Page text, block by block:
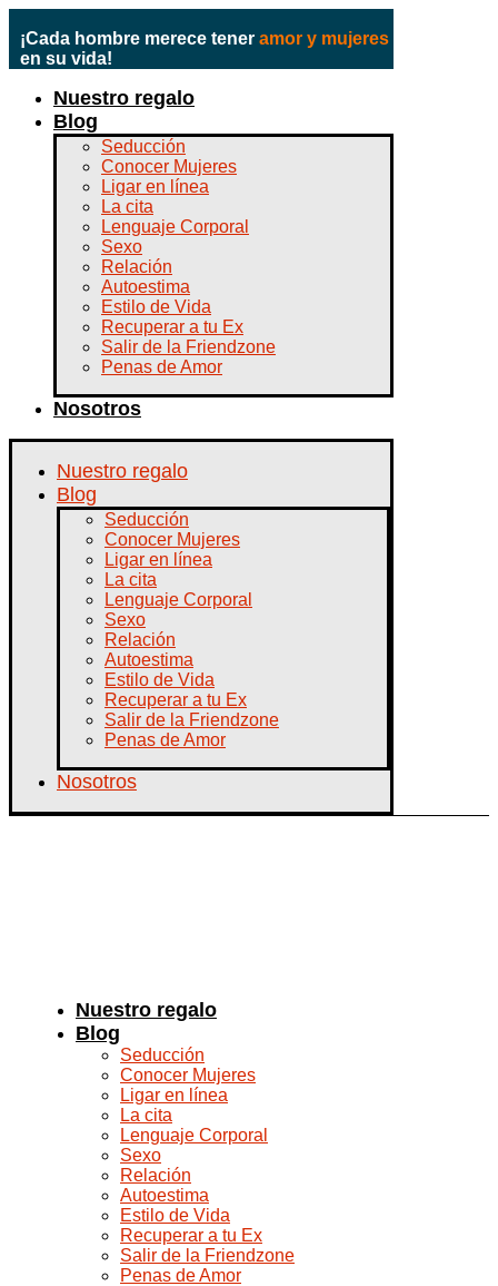
¡Cada hombre merece tener amor y mujeres
en su vida!
Nuestro regalo
Blog
Seducción
Conocer Mujeres
Ligar en línea
La cita
Lenguaje Corporal
Sexo
Relación
Autoestima
Estilo de Vida
Recuperar a tu Ex
Salir de la Friendzone
Penas de Amor
Nosotros
Nuestro regalo
Blog
Seducción
Conocer Mujeres
Ligar en línea
La cita
Lenguaje Corporal
Sexo
Relación
Autoestima
Estilo de Vida
Recuperar a tu Ex
Salir de la Friendzone
Penas de Amor
Nosotros
Nuestro regalo
Blog
Seducción
Conocer Mujeres
Ligar en línea
La cita
Lenguaje Corporal
Sexo
Relación
Autoestima
Estilo de Vida
Recuperar a tu Ex
Salir de la Friendzone
Penas de Amor